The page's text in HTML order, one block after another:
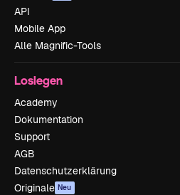
API
Mobile App
Alle Magnific-Tools
Loslegen
Academy
Dokumentation
Support
AGB
Datenschutzerklärung
Originale Neu